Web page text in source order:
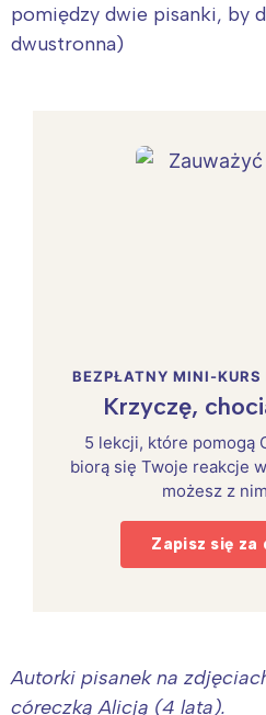
pomiędzy dwie pisanki, by
dwustronna)
BEZPŁATNY MINI-KURS
Krzyczę,
5 lekcji, które pomogą
biorą się Twoje reakcje
możesz z
Zapisz się za
Autorki pisanek na
córeczką Alicją (4 lata).